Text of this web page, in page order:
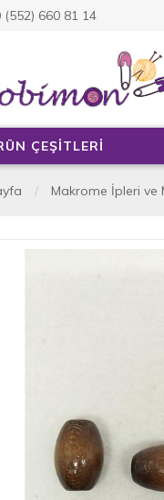
(552) 660 81 14
ÇEŞİTLERİ
Makrome İpleri ve